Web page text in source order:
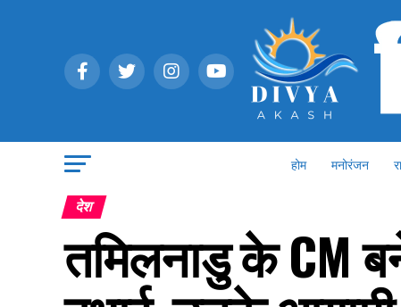
होम मनोरंजन
देश
तमिलनाडु के CM